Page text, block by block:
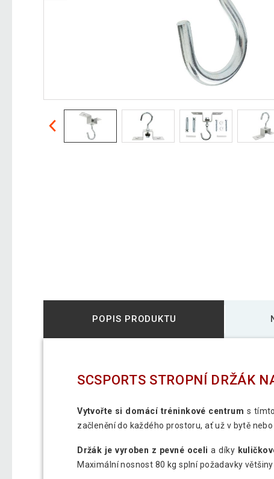
POPIS PRODUKTU
SCSPORTS STROPNÍ DRŽÁK
Vytvořte si domácí tréninkové centrum s
začlenění do každého prostoru, ať už v bytě
Držák je vyroben z pevné oceli a díky
Maximální nosnost 80 kg splní požadavky